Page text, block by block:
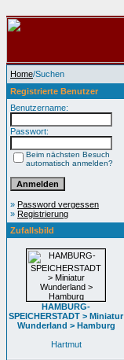
Home/Suchen
Registrierte Benutzer
Benutzername:
Passwort:
Beim nächsten Besuch
automatisch anmelden?
» Password vergessen
» Registrierung
Zufallsbild
HAMBURG-
SPEICHERSTADT > Miniatur
Wunderland > Hamburg
Hartmut